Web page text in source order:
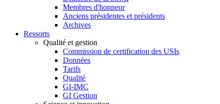
Membres d'honneur
Anciens présidentes et présidents
Archives
Ressorts
Qualité et gestion
Commission de certification des USIs
Données
Tarifs
Qualité
GI-IMC
GI Gestion